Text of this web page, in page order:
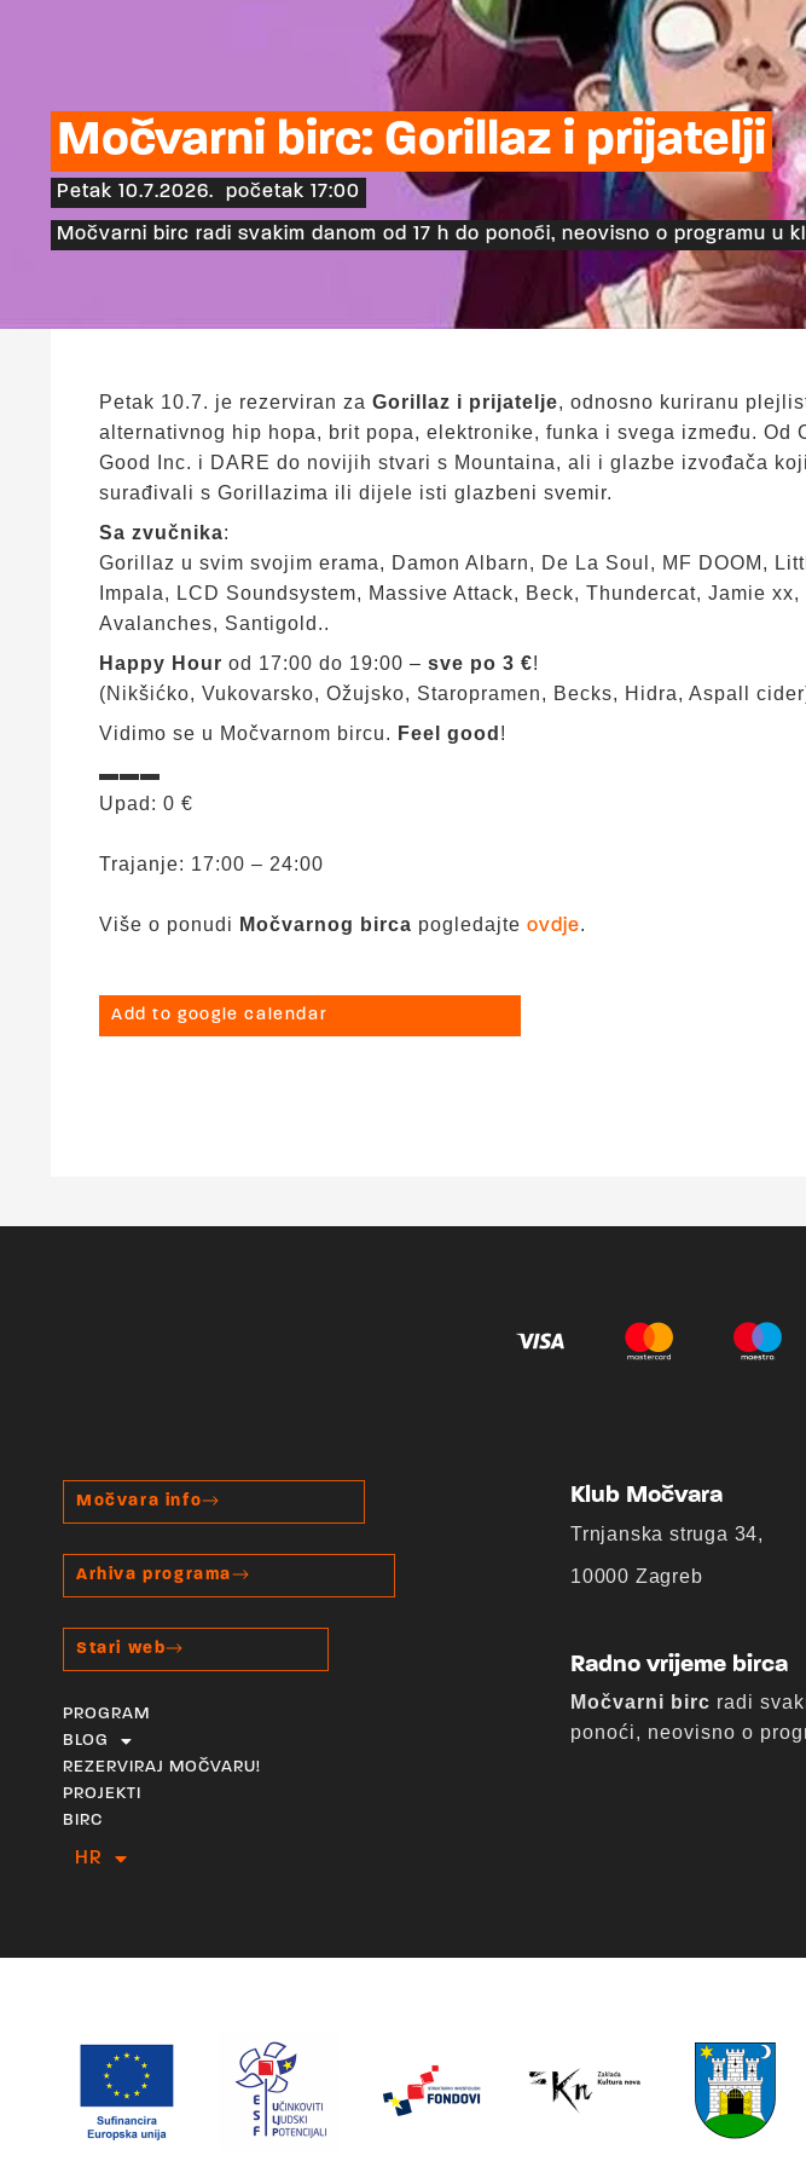
Močvarni birc: Gorillaz i prijatelji
Petak 10.7.2026. početak 17:00
Močvarni birc radi svakim danom od 17 h do ponoći, neovisno o programu u
Petak 10.7. je rezerviran za Gorillaz i prijatelje, odnosno kuriranu
alternativnog hip hopa, brit popa, elektronike, funka i svega između. Od
Good Inc. i DARE do novijih stvari s Mountaina, ali i glazbe izvođača
surađivali s Gorillazima ili dijele isti glazbeni svemir.
Sa zvučnika:
Gorillaz u svim svojim erama, Damon Albarn, De La Soul, MF DOOM,
Impala, LCD Soundsystem, Massive Attack, Beck, Thundercat, Jamie
Avalanches, Santigold..
Happy Hour od 17:00 do 19:00 – sve po 3 €!
(Nikšićko, Vukovarsko, Ožujsko, Staropramen, Becks, Hidra, Aspall
Vidimo se u Močvarnom bircu. Feel good !
▬▬▬
Upad: 0 €
Trajanje: 17:00 – 24:00
Više o ponudi Močvarnog birca pogledajte ovdje.
Add to google calendar
Močvara info
Arhiva programa
Stari web
PROGRAM
BLOG
REZERVIRAJ MOČVARU!
PROJEKTI
BIRC
HR
EN
Klub Močvara
Trnjanska struga 34,
10000 Zagreb
Radno vrijeme birca
Močvarni birc radi
ponoći, neovisno o